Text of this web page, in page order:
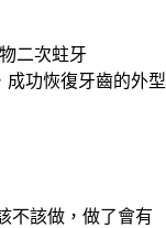
二次蛀牙
成功恢復牙齒的外型
不該做，做了會有